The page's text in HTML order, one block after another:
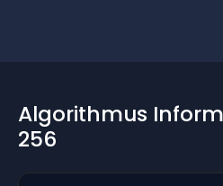
Algorithmus
256